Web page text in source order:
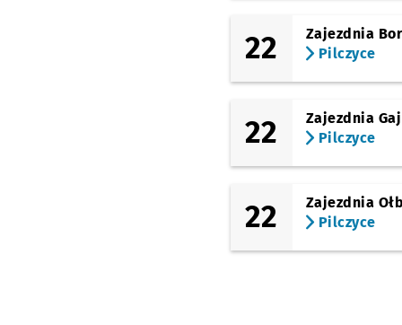
Kosmonautów
(Szpital)
(Ośrodek Dla
Niewidomych)
Złotnicka
(Kosmonautów)
Wschowska
22
Zajezdnia
Pilczyce
22
Zajezdnia Gaj
Pilczyce
22
Zajezdnia
Pilczyce